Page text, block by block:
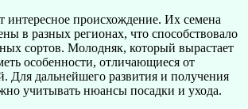
интересное происхождение. Их семена
в разных регионах, что способствовало
сортов. Молодняк, который вырастает
особенности, отличающиеся от
Для дальнейшего развития и получения
учитывать нюансы посадки и ухода.